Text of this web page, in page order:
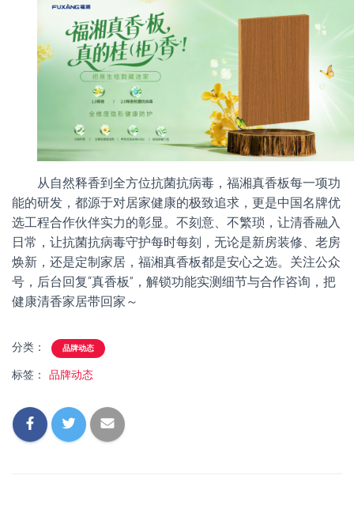
从自然释香到全方位抗菌抗病毒，福湘真香板每一项功
能的研发，都源于对居家健康的极致追求，更是中国名牌优
选工程合作伙伴实力的彰显。不刻意、不繁琐，让清香融入
日常，让抗菌抗病毒守护每时每刻，无论是新房装修、老房
焕新，还是定制家居，福湘真香板都是安心之选。关注公众
号，后台回复“真香板”，解锁功能实测细节与合作咨询，把
健康清香家居带回家～
分类： 品牌动态
标签： 品牌动态